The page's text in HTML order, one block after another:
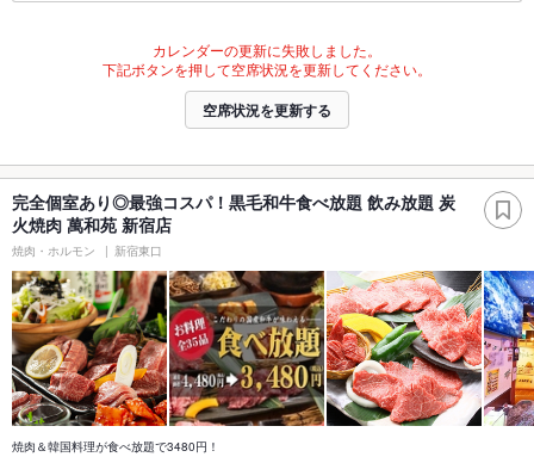
カレンダーの更新に失敗しました。
下記ボタンを押して空席状況を更新してください。
空席状況を更新する
完全個室あり◎最強コスパ！黒毛和牛食べ放題 飲み放題 炭
火焼肉 萬和苑 新宿店
焼肉・ホルモン 新宿東口
焼肉＆韓国料理が食べ放題で3480円！